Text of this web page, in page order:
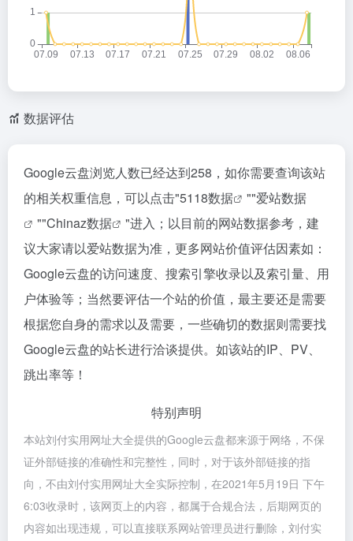
数据评估
Google云盘浏览人数已经达到258，如你需要查询该站
的相关权重信息，可以点击"5118数据 ""爱站数据
""Chinaz数据
"进入；以目前的网站数据参考，建
议大家请以爱站数据为准，更多网站价值评估因素如：
Google云盘的访问速度、搜索引擎收录以及索引量、用
户体验等；当然要评估一个站的价值，最主要还是需要
根据您自身的需求以及需要，一些确切的数据则需要找
Google云盘的站长进行洽谈提供。如该站的IP、PV、
跳出率等！
特别声明
本站刘付实用网址大全提供的Google云盘都来源于网络，不保
证外部链接的准确性和完整性，同时，对于该外部链接的指
向，不由刘付实用网址大全实际控制，在2021年5月19日 下午
6:03收录时，该网页上的内容，都属于合规合法，后期网页的
内容如出现违规，可以直接联系网站管理员进行删除，刘付实